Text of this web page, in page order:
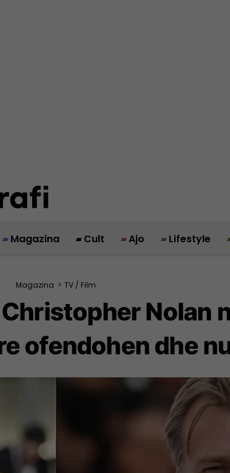
Magazina Cult Ajo Lifestyle
Magazina > TV / Film
Nolan
ofendohen dhe